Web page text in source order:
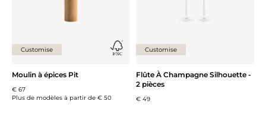
Customise
Moulin à épices Pit
€ 67
Plus de modèles à partir de € 50
Customise
Flûte À Champagne Silhouette -
2 pièces
€ 49